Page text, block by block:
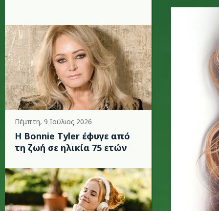
Πέμπτη, 9 Ιούλιος 2026
Η Bonnie Tyler έφυγε από
τη ζωή σε ηλικία 75 ετών